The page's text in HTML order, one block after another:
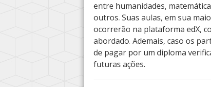
entre humanidades,
outros. Suas aulas, em sua
ocorrerão na plataforma edX,
abordado. Ademais, caso os
de pagar por um diploma
futuras ações.